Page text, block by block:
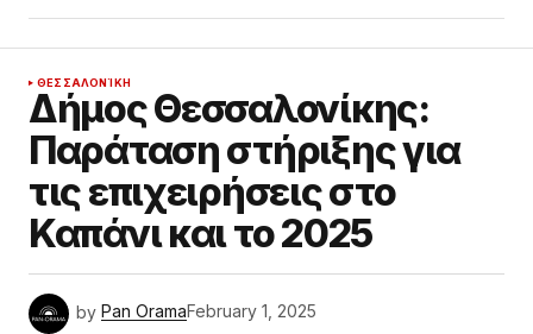
ΘΕΣΣΑΛΟΝΊΚΗ
Δήμος Θεσσαλονίκης:
Παράταση στήριξης για
τις επιχειρήσεις στο
Καπάνι και το 2025
by Pan OramaFebruary 1, 2025